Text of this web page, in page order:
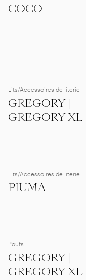
COCO
Lits/Accessoires de literie
GREGORY |
GREGORY XL
Lits/Accessoires de literie
PIUMA
Poufs
GREGORY |
GREGORY XL